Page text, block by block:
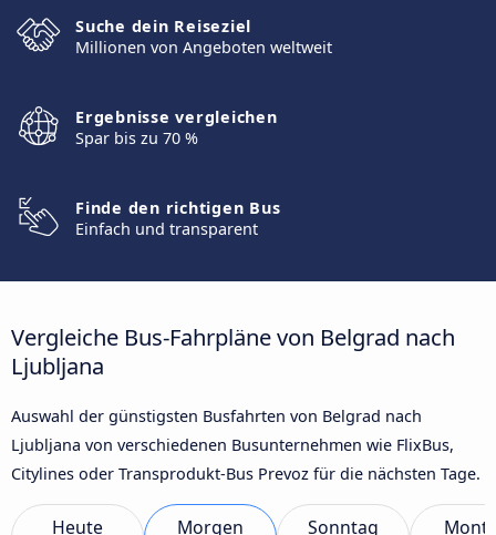
Suche dein Reiseziel
Millionen von Angeboten weltweit
Ergebnisse vergleichen
Spar bis zu 70 %
Finde den richtigen Bus
Einfach und transparent
Vergleiche Bus-Fahrpläne von Belgrad nach
Ljubljana
Auswahl der günstigsten Busfahrten von Belgrad nach
Ljubljana von verschiedenen Busunternehmen wie FlixBus,
Citylines oder Transprodukt-Bus Prevoz für die nächsten Tage.
Heute Morgen Sonntag